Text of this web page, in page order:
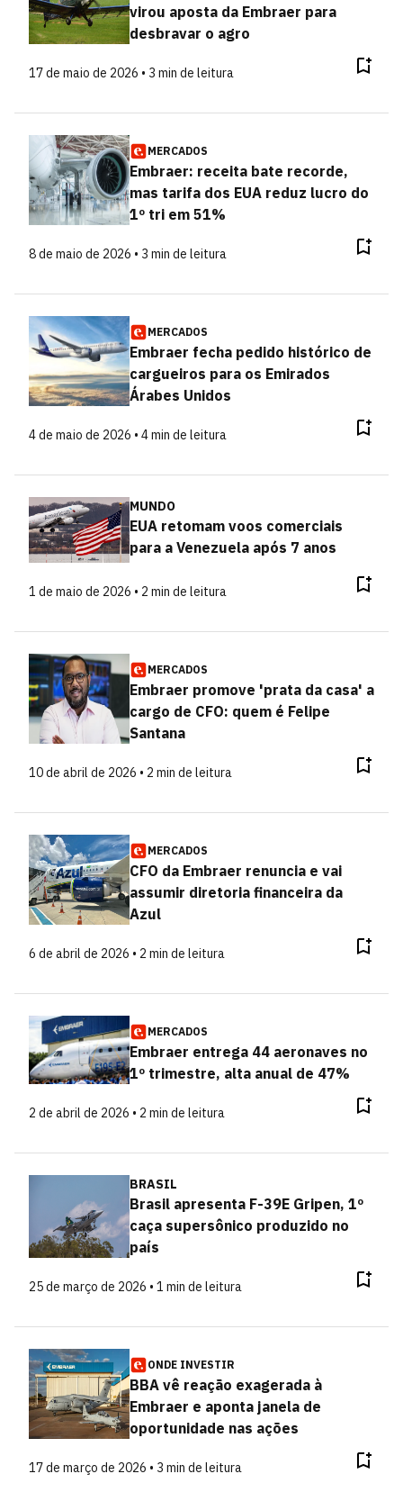
virou aposta da Embraer para
desbravar o agro
17 de maio de 2026 • 3 min de leitura
MERCADOS
Embraer: receita bate recorde,
mas tarifa dos EUA reduz lucro do
1º tri em 51%
8 de maio de 2026 • 3 min de leitura
MERCADOS
Embraer fecha pedido histórico de
cargueiros para os Emirados
Árabes Unidos
4 de maio de 2026 • 4 min de leitura
MUNDO
EUA retomam voos comerciais
para a Venezuela após 7 anos
1 de maio de 2026 • 2 min de leitura
MERCADOS
Embraer promove 'prata da casa' a
cargo de CFO: quem é Felipe
Santana
10 de abril de 2026 • 2 min de leitura
MERCADOS
CFO da Embraer renuncia e vai
assumir diretoria financeira da
Azul
6 de abril de 2026 • 2 min de leitura
MERCADOS
Embraer entrega 44 aeronaves no
1º trimestre, alta anual de 47%
2 de abril de 2026 • 2 min de leitura
BRASIL
Brasil apresenta F-39E Gripen, 1º
caça supersônico produzido no
país
25 de março de 2026 • 1 min de leitura
ONDE INVESTIR
BBA vê reação exagerada à
Embraer e aponta janela de
oportunidade nas ações
17 de março de 2026 • 3 min de leitura